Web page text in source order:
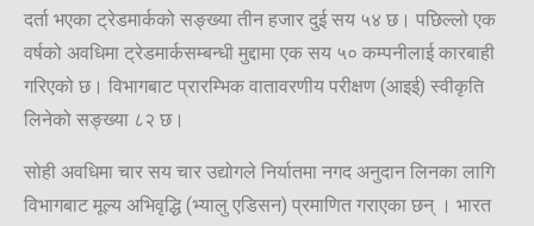
दर्ता भएका ट्रेडमार्कको सङ्ख्या तीन हजार दुई सय ५४ छ। पछिल्लो एक
वर्षको अवधिमा ट्रेडमार्कसम्बन्धी मुद्दामा एक सय ५० कम्पनीलाई कारबाही
गरिएको छ। विभागबाट प्रारम्भिक वातावरणीय परीक्षण (आइई) स्वीकृति
लिनेको सङ्ख्या ८२ छ।
सोही अवधिमा चार सय चार उद्योगले निर्यातमा नगद अनुदान लिनका लागि
विभागबाट मूल्य अभिवृद्धि (भ्यालु एडिसन) प्रमाणित गराएका छन् । भारत